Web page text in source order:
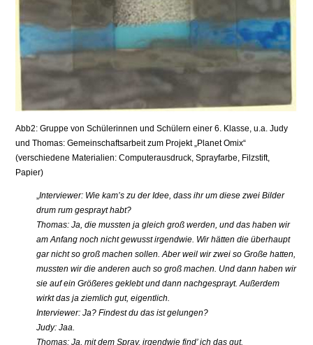
Abb2: Gruppe von Schülerinnen und Schülern einer 6. Klasse, u.a. Judy
und Thomas: Gemeinschaftsarbeit zum Projekt „Planet Omix“
(verschiedene Materialien: Computerausdruck, Sprayfarbe, Filzstift,
Papier)
„Interviewer: Wie kam’s zu der Idee, dass ihr um diese zwei Bilder
drum rum gesprayt habt?
Thomas: Ja, die mussten ja gleich groß werden, und das haben wir
am Anfang noch nicht gewusst irgendwie. Wir hätten die überhaupt
gar nicht so groß machen sollen. Aber weil wir zwei so Große hatten,
mussten wir die anderen auch so groß machen. Und dann haben wir
sie auf ein Größeres geklebt und dann nachgesprayt. Außerdem
wirkt das ja ziemlich gut, eigentlich.
Interviewer: Ja? Findest du das ist gelungen?
Judy: Jaa.
Thomas: Ja, mit dem Spray, irgendwie find’ ich das gut.